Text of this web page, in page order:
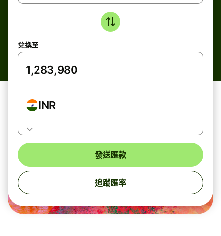
兌換至
INR
發送匯款
追蹤匯率